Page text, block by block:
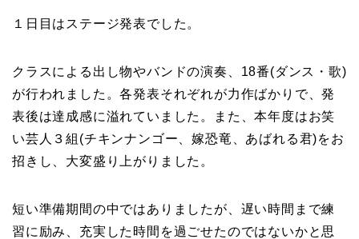
１日目はステージ発表でした。
クラスによる出し物やバンドの演奏、18番(ダンス・歌)
が行われました。各発表それぞれが力作ばかりで、発
表後は達成感に溢れていました。また、本年度はお笑
い芸人３組(チキンナンゴー、嫁恐竜、あばれる君)をお
招きし、大変盛り上がりました。
短い準備期間の中ではありましたが、遅い時間まで練
習に励み、充実した時間を過ごせたのではないかと思